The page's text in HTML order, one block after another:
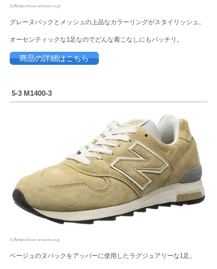
出典https://www.amazon.co.jp/
グレーヌバックとメッシュの上品なカラーリングがスタイリッシュ。
オーセンティックな1足なのでどんな着こなしにもバッチリ。
商品の詳細はこちら
5-3 M1400-3
出典https://www.amazon.co.jp
ベージュのヌバックをアッパーに使用したラグジュアリーな1足。